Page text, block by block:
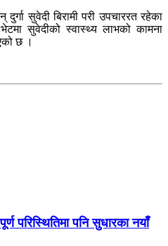
दुर्गा सुवेदी बिरामी परी उपचाररत रहेका
सुवेदीको स्वास्थ्य लाभको कामना
छ ।
परिस्थितिमा पनि सुधारका नयाँ